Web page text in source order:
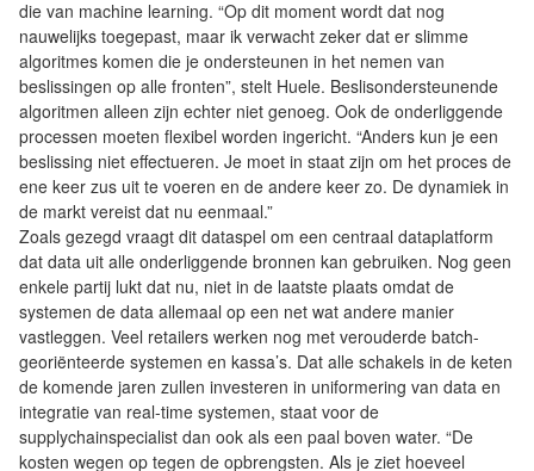
die van machine learning. “Op dit moment wordt dat nog
nauwelijks toegepast, maar ik verwacht zeker dat er slimme
algoritmes komen die je ondersteunen in het nemen van
beslissingen op alle fronten”, stelt Huele. Beslisondersteunende
algoritmen alleen zijn echter niet genoeg. Ook de onderliggende
processen moeten flexibel worden ingericht. “Anders kun je een
beslissing niet effectueren. Je moet in staat zijn om het proces de
ene keer zus uit te voeren en de andere keer zo. De dynamiek in
de markt vereist dat nu eenmaal.”
Zoals gezegd vraagt dit dataspel om een centraal dataplatform
dat data uit alle onderliggende bronnen kan gebruiken. Nog geen
enkele partij lukt dat nu, niet in de laatste plaats omdat de
systemen de data allemaal op een net wat andere manier
vastleggen. Veel retailers werken nog met verouderde batch-
georiënteerde systemen en kassa’s. Dat alle schakels in de keten
de komende jaren zullen investeren in uniformering van data en
integratie van real-time systemen, staat voor de
supplychainspecialist dan ook als een paal boven water. “De
kosten wegen op tegen de opbrengsten. Als je ziet hoeveel